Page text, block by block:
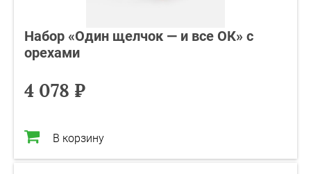
Набор «Один щелчок — и все ОК» с
орехами
4 078 ₽
В корзину